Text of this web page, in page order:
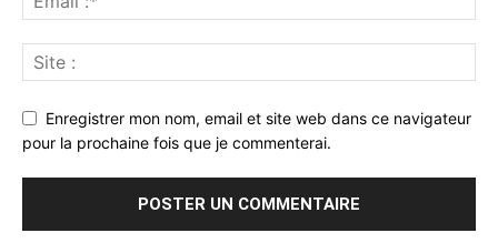
Enregistrer mon nom, email et site web dans ce navigateur
pour la prochaine fois que je commenterai.